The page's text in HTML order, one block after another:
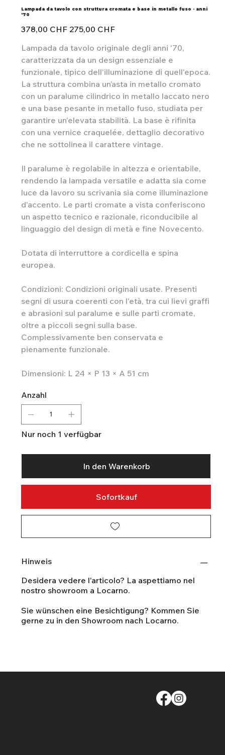
Lampada da tavolo con struttura cromata e base in metallo fuso - anni
'70
Ursprünglicher
Preis
378,00 CHF Angebotspreis
275,00 CHF
Lampada da tavolo originale degli anni '70,
caratterizzata da un design essenziale e
funzionale, tipico dell'illuminazione di quell'epoca.
La struttura combina un’asta in metallo cromato
con un paralume cilindrico in metallo laccato nero
e una base pesante in metallo fuso, studiata per
garantire un'elevata stabilità. La base è rifinita
con una vernice craquelée, dettaglio decorativo
che ne sottolinea il carattere vintage.
Il paralume è regolabile in altezza e orientabile,
rendendo la lampada versatile e adatta sia come
luce da lavoro su scrivania sia come illuminazione
d'accento. Le parti cromate a vista conferiscono
un aspetto tecnico e razionale, riconducibile al
linguaggio del design di metà e fine Novecento.
Dotata di interruttore a cordicella e spina
europea.
Condizioni: Condizioni originali usate. Presenti
segni di usura coerenti con l'età, tra cui lievi graffi
e abrasioni sul paralume e sulle parti cromate,
oltre a piccoli segni sulla base.
Complessivamente ben conservata e
pienamente funzionale.
Dimensioni: L 24 × P 13 × A 51 cm
Anzahl
Nur noch 1 verfügbar
In den Warenkorb
Sofortkauf
Hinweis
Desidera vedere l'articolo? La aspettiamo nel
nostro showroom a Locarno.
Sie wünschen eine Besichtigung? Kommen Sie
gerne zu in den Showroom nach Locarno.